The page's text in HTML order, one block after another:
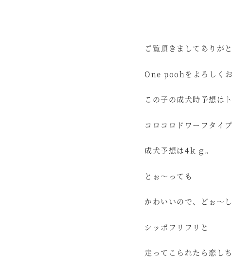
ご覧頂きましてありが
One poohをよろしくお
この子の成犬時予想は
コロコロドワーフタイプ
成犬予想は4ｋｇ。
とぉ～っても
かわいいので、どぉ～
シッポフリフリと
走ってこられたら恋し